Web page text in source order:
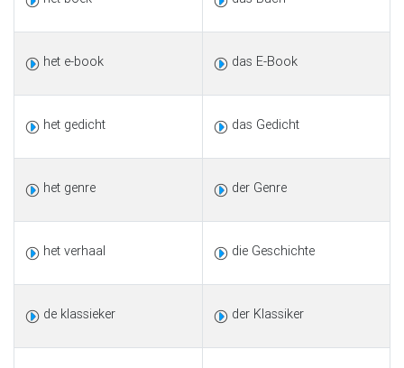
het e-book das E-Book
het gedicht das Gedicht
het genre der Genre
het verhaal die Geschichte
de klassieker der Klassiker